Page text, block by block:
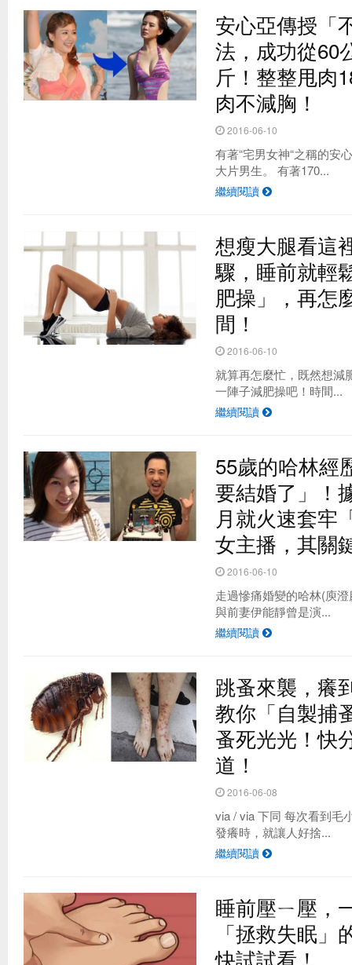
安心亞傳授「
法，成功從60
斤！整整甩肉
肉不減胸！
2016-06-10
有著“宅男女神“之稱的安
大片男生。 有著170...
繼續閱讀
想瘦大腿看這
驟，睡前就輕
肥操」，再怎
間！
2016-06-10
就算再怎麼忙，既然想減
一陣子減肥操吧！時間...
繼續閱讀
55歲的哈林經
要結婚了」！
月就火速套牢
女主播，其關
2016-06-10
走過慘痛婚變的哈林(庾
與前妻伊能靜曾是演...
繼續閱讀
跳蚤來襲，癢
教你「自製捕
蚤死光光！快
道！
2016-06-08
via / via 下同 每次看到毛
發癢時，就讓人好捨...
繼續閱讀
睡前壓ㄧ壓，
「拯救失眠
快試試看！